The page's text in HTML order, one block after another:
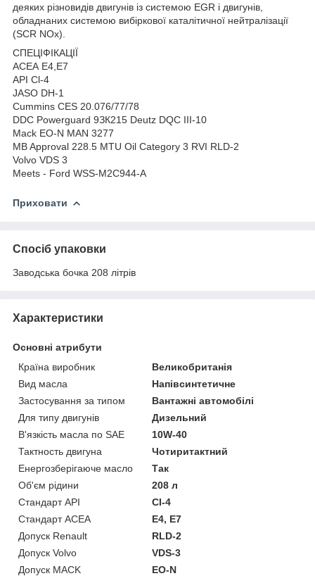
деяких різновидів двигунів із системою EGR і двигунів,
обладнаних системою вибіркової каталітичної нейтралізації
(SCR NOx).
СПЕЦІФІКАЦІЇ
АСЕА Е4,Е7
API Cl-4
JASO DH-1
Cummins CES 20.076/77/78
DDC Powerguard 9ЗК215 Deutz DQC III-10
Mack EO-N MAN 3277
MB Approval 228.5 MTU Oil Category 3 RVI RLD-2
Volvo VDS 3
Meets - Ford WSS-M2C944-A
Приховати
Спосіб упаковки
Заводська бочка 208 літрів
Характеристики
Основні атрибути
Країна виробник
Великобританія
Вид масла
Напівсинтетичне
Застосування за типом
Вантажні автомобілі
Для типу двигунів
Дизельний
В'язкість масла по SAE
10W-40
Тактность двигуна
Чотиритактний
Енергозберігаюче масло
Так
Об'єм рідини
208 л
Стандарт API
CI-4
Стандарт ACEA
E4, E7
Допуск Renault
RLD-2
Допуск Volvo
VDS-3
Допуск MACK
EO-N